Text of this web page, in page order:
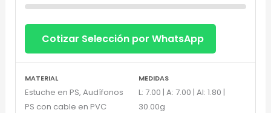
Cotizar Selección por WhatsApp
MATERIAL
Estuche en PS, Audífonos
PS con cable en PVC
MEDIDAS
L: 7.00 | A: 7.00 | Al: 1.80 |
30.00g